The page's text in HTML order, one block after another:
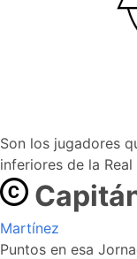
Son los jugadores
inferiores de la
Martínez
Puntos en esa